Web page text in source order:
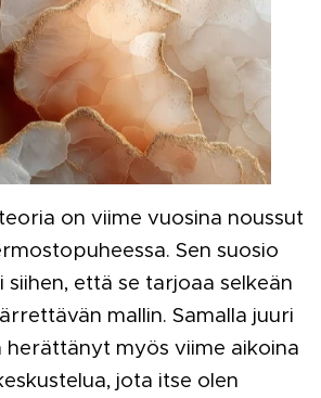
on viime vuosina noussut
Sen suosio
että se tarjoaa selkeän
mallin. Samalla juuri
herättänyt myös viime aikoina
jota itse olen